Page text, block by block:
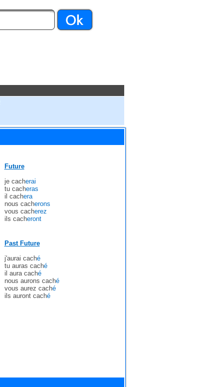
Future
je cacherai
tu cacheras
il cachera
nous cacherons
vous cacherez
ils cacheront
Past Future
j'aurai caché
tu auras caché
il aura caché
nous aurons caché
vous aurez caché
ils auront caché